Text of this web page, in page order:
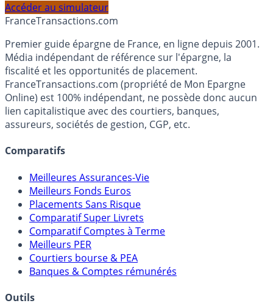
profil et horizon de placement.
FranceTransactions.com
Premier guide épargne de France, en ligne depuis 2001.
Média indépendant de référence sur l'épargne, la
fiscalité et les opportunités de placement.
FranceTransactions.com (propriété de Mon Epargne
Online) est 100% indépendant, ne possède donc aucun
assureurs, sociétés de gestion, CGP, etc.
Comparatifs
Meilleures Assurances-Vie
Meilleurs Fonds Euros
Placements Sans Risque
Comparatif Super Livrets
Comparatif Comptes à Terme
Meilleurs PER
Courtiers bourse & PEA
Banques & Comptes rémunérés